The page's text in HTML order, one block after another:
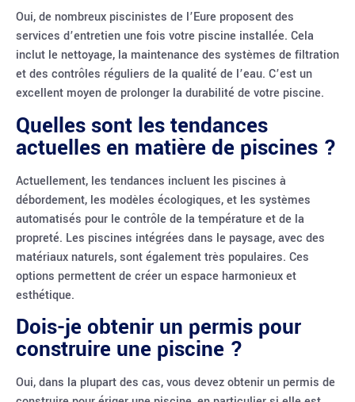
Oui, de nombreux piscinistes de l’Eure proposent des
services d’entretien une fois votre piscine installée. Cela
inclut le nettoyage, la maintenance des systèmes de filtration
et des contrôles réguliers de la qualité de l’eau. C’est un
excellent moyen de prolonger la durabilité de votre piscine.
Quelles sont les tendances
actuelles en matière de piscines ?
Actuellement, les tendances incluent les piscines à
débordement, les modèles écologiques, et les systèmes
automatisés pour le contrôle de la température et de la
propreté. Les piscines intégrées dans le paysage, avec des
matériaux naturels, sont également très populaires. Ces
options permettent de créer un espace harmonieux et
esthétique.
Dois-je obtenir un permis pour
construire une piscine ?
Oui, dans la plupart des cas, vous devez obtenir un permis de